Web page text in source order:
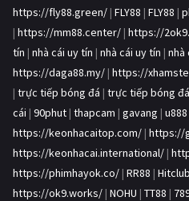
https://fly88.green/ | FLY88 | FLY88 |
| https://mm88.center/ | https://
tín | nhà cái uy tín | nhà cái uy tín | nhà
https://daga88.my/ | https://
| trực tiếp bóng đá | trực tiếp bóng
cái | 90phut | thapcam | gavang | u888
https://keonhacaitop.com/ | https://
https://keonhacai.international/ |
https://phimhayok.co/ | RR88 | Hitclub
https://ok9.works/ | NOHU | TT88 |